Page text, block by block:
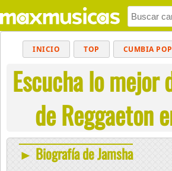
INICIO TOP CUMBIA POP
MUSICA CRISTIANA
BALADAS ALTERNATIVO
CUMBIAS
Escucha lo mejor
de Reggaeton
► Biografía de Jamsha